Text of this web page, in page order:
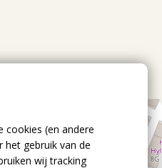
cookies (en andere
gebruik van de
wij tracking